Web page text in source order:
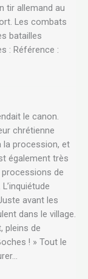
tir allemand au
Les combats
batailles
: Référence :
le canon.
chrétienne
la procession, et
également très
processions de
avant les
dans le village.
pleins de
! » Tout le